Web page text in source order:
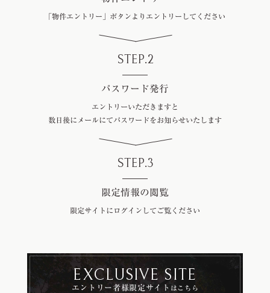
「物件エントリー」ボタンより エントリーしてください
STEP.2
パスワード発行
エントリーいただきますと
数日後にメールにてパスワードを お知らせいたします
STEP.3
限定情報の閲覧
限定サイトにログインして ご覧ください
EXCLUSIVE SITE
エントリー者様限定サイト はこちら